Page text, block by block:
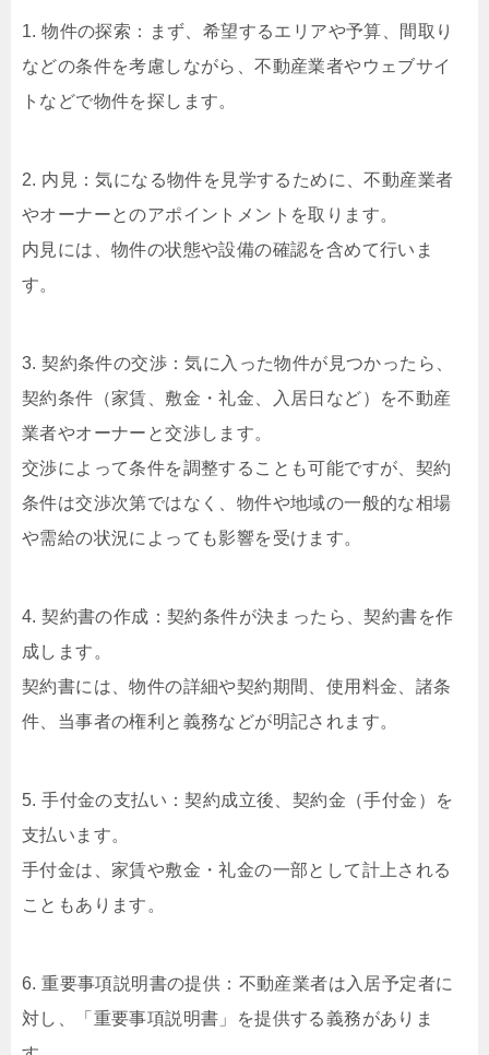
1. 物件の探索：まず、希望するエリアや予算、間取り
などの条件を考慮しながら、不動産業者やウェブサイ
トなどで物件を探します。
2. 内見：気になる物件を見学するために、不動産業者
やオーナーとのアポイントメントを取ります。
内見には、物件の状態や設備の確認を含めて行いま
す。
3. 契約条件の交渉：気に入った物件が見つかったら、
契約条件（家賃、敷金・礼金、入居日など）を不動産
業者やオーナーと交渉します。
交渉によって条件を調整することも可能ですが、契約
条件は交渉次第ではなく、物件や地域の一般的な相場
や需給の状況によっても影響を受けます。
4. 契約書の作成：契約条件が決まったら、契約書を作
成します。
契約書には、物件の詳細や契約期間、使用料金、諸条
件、当事者の権利と義務などが明記されます。
5. 手付金の支払い：契約成立後、契約金（手付金）を
支払います。
手付金は、家賃や敷金・礼金の一部として計上される
こともあります。
6. 重要事項説明書の提供：不動産業者は入居予定者に
対し、「重要事項説明書」を提供する義務がありま